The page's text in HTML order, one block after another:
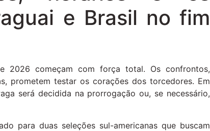
e Brasil no fim
começam com força total. Os confrontos,
prometem testar os corações dos torcedores. Em
será decidida na prorrogação ou, se necessário,
para duas seleções sul-americanas que buscam